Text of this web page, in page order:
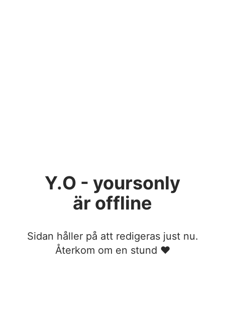
Y.O - yoursonly
är offline
Sidan håller på att redigeras just nu.
Återkom om en stund ❤︎